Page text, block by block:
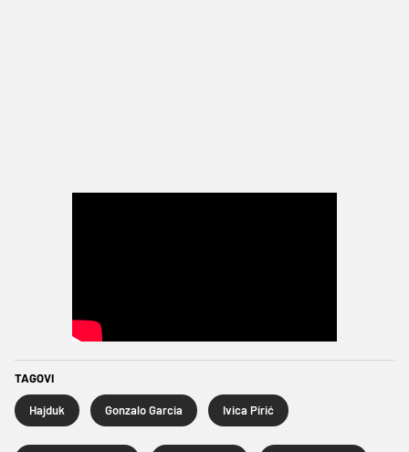
TAGOVI
Hajduk Gonzalo Garcia Ivica Pirić